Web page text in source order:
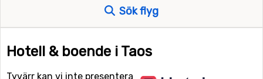
Sök flyg
Hotell & boende i Taos
Tyvärr kan vi inte presentera